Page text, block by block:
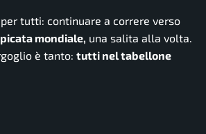
per tutti: continuare a correre verso
mondiale, una salita alla volta.
è tanto: tutti nel tabellone